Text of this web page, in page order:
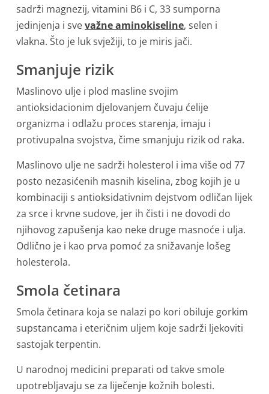
sadrži magnezij, vitamini B6 i C, 33 sumporna
jedinjenja i svevažne aminokiseline, selen i
vlakna. Što je luk svježiji, to je miris jači.
Smanjuje rizik
Maslinovo ulje i plod masline svojim
antioksidacionim djelovanjem čuvaju ćelije
organizma i odlažu proces starenja, imaju i
protivupalna svojstva, čime smanjuju rizik od raka.
Maslinovo ulje ne sadrži holesterol i ima više od 77
posto nezasićenih masnih kiselina, zbog kojih je u
kombinaciji s antioksidativnim dejstvom odličan lijek
za srce i krvne sudove, jer ih čisti i ne dovodi do
njihovog zapušenja kao neke druge masnoće i ulja.
Odlično je i kao prva pomoć za snižavanje lošeg
holesterola.
Smola četinara
Smola četinara koja se nalazi po kori obiluje gorkim
supstancama i eteričnim uljem koje sadrži ljekoviti
sastojak terpentin.
U narodnoj medicini preparati od takve smole
upotrebljavaju se za liječenje kožnih bolesti.